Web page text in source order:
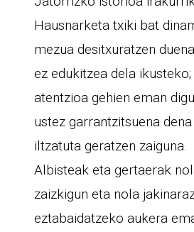
Hausnarketa txiki bat
mezua desitxuratzen
ez edukitzea dela ikusteko;
atentzioa gehien eman
ustez garrantzitsuena
iltzatuta geratzen zaiguna.
Albisteak eta gertaerak
zaizkigun eta nola
eztabaidatzeko aukera